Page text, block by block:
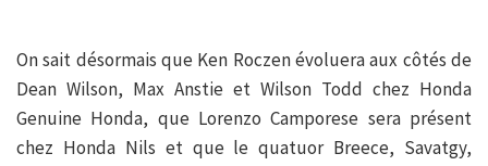
On sait désormais que Ken Roczen évoluera aux côtés de
Dean Wilson, Max Anstie et Wilson Todd chez Honda
Genuine Honda, que Lorenzo Camporese sera présent
chez Honda Nils et que le quatuor Breece, Savatgy,